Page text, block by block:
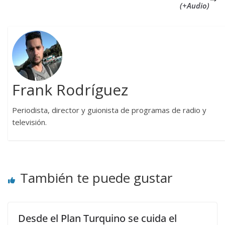
(+Audio)
Frank Rodríguez
Periodista, director y guionista de programas de radio y
televisión.
También te puede gustar
Desde el Plan Turquino se cuida el